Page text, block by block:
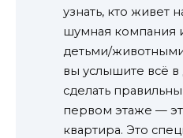
узнать, кто живет
шумная компания
детьми/
вы услышите всё в
сделать
первом этаже —
квартира. Это